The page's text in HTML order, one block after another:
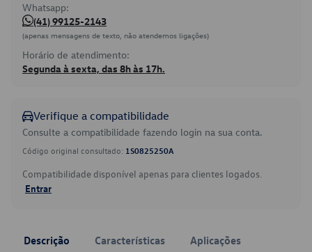
Whatsapp:
(41) 99125-2143
(apenas mensagens de texto, não atendemos ligações)
Horário de atendimento:
Segunda à sexta, das 8h às 17h.
Verifique a compatibilidade
Consulte a compatibilidade fazendo login na sua conta.
Código original consultado: 1S0825250A
Compatibilidade disponível apenas para clientes logados.
Entrar
Descrição Características Aplicações